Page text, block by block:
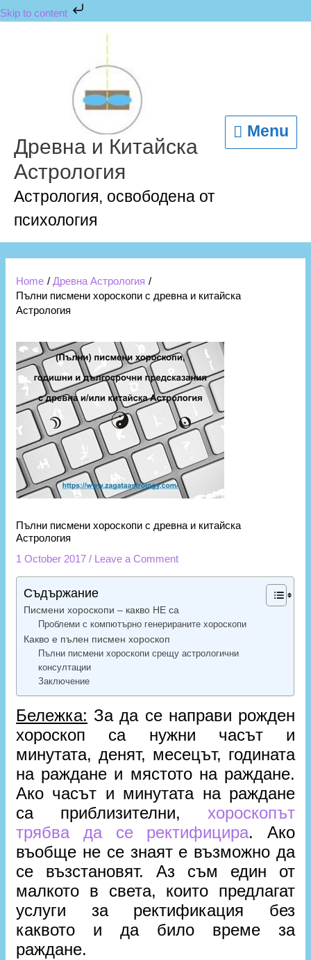
Skip to content
Skip
to
Древна и Китайска
Астрология
Астрология, освободена от
психология
Menu
Home
Древна Астрология
Пълни писмени хороскопи с древна и китайска
Астрология
Пълни писмени хороскопи с древна и китайска
Астрология
1 October 2017/ Leave a Comment
Съдържание
Писмени хороскопи – какво НЕ са
Проблеми с компютърно генерираните хороскопи
Какво е пълен писмен хороскоп
Пълни писмени хороскопи срещу астрологични
консултации
Заключение
Бележка: За да се направи рожден
хороскоп са нужни часът и
минутата, денят, месецът, годината
на раждане и мястото на раждане.
Ако часът и минутата на раждане
са приблизителни, хороскопът
трябва да се ректифицира. Ако
въобще не се знаят е възможно да
се възстановят. Аз съм един от
малкото в света, които предлагат
услуги за ректификация без
каквото и да било време за
раждане.